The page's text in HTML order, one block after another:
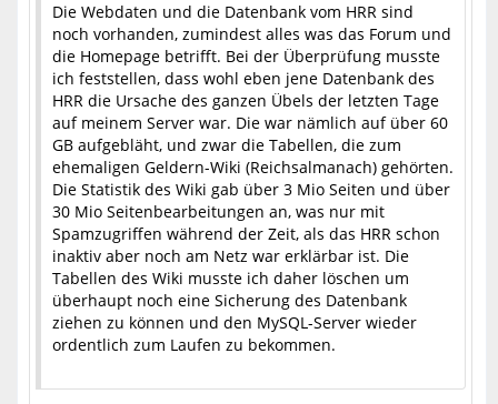
Die Webdaten und die Datenbank vom HRR sind
noch vorhanden, zumindest alles was das Forum und
die Homepage betrifft. Bei der Überprüfung musste
ich feststellen, dass wohl eben jene Datenbank des
HRR die Ursache des ganzen Übels der letzten Tage
auf meinem Server war. Die war nämlich auf über 60
GB aufgebläht, und zwar die Tabellen, die zum
ehemaligen Geldern-Wiki (Reichsalmanach) gehörten.
Die Statistik des Wiki gab über 3 Mio Seiten und über
30 Mio Seitenbearbeitungen an, was nur mit
Spamzugriffen während der Zeit, als das HRR schon
inaktiv aber noch am Netz war erklärbar ist. Die
Tabellen des Wiki musste ich daher löschen um
überhaupt noch eine Sicherung des Datenbank
ziehen zu können und den MySQL-Server wieder
ordentlich zum Laufen zu bekommen.